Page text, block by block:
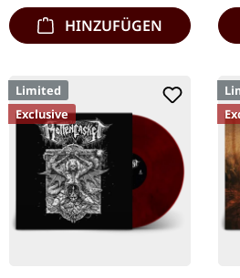
HINZUFÜGEN
Limited
Exclusive